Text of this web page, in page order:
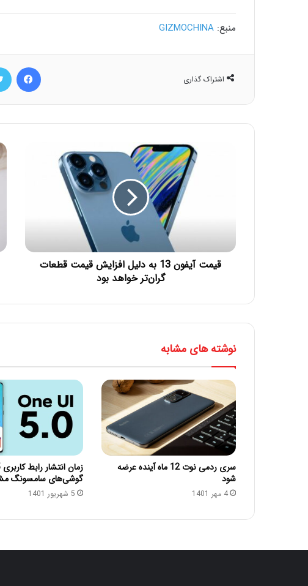
منبع: GIZMOCHINA
اشتراک گذاری
قیمت آیفون 13 به دلیل افزایش قیمت قطعات
گران‌تر خواهد بود
نوشته های مشابه
سری ردمی نوت 12 ماه آینده عرضه
شود
4 مهر 1401
گوشی‌های سامسونگ
5 شهریور 1401